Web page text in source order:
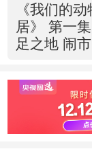
《我们的
居》 第一
足之地 闹市